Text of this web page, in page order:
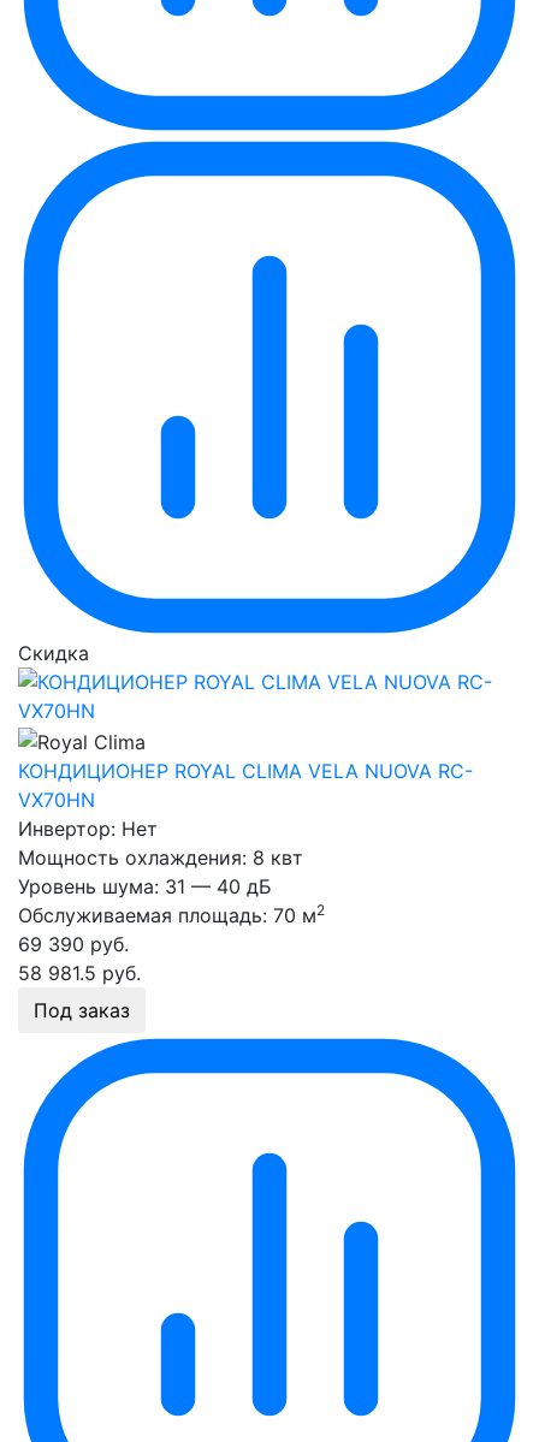
Скидка
КОНДИЦИОНЕР ROYAL CLIMA VELA NUOVA RC-
VX70HN
Инвертор: Нет
Мощность охлаждения: 8 квт
Уровень шума: 31 — 40 дБ
Обслуживаемая площадь: 70 м2
69 390 руб.
58 981.5 руб.
Под заказ